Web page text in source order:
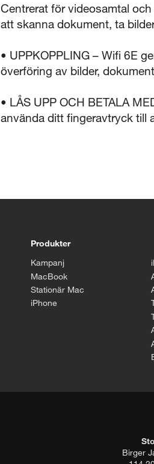
Centrerat för videosamtal
att skanna dokument, ta
• UPPKOPPLING – Wifi 6E
överföring av bilder,
• LÅS UPP OCH BETALA
använda ditt fingeravtryck till
Produkter
Kampanj
MacBook
Stationär Mac
iPhone
Birger